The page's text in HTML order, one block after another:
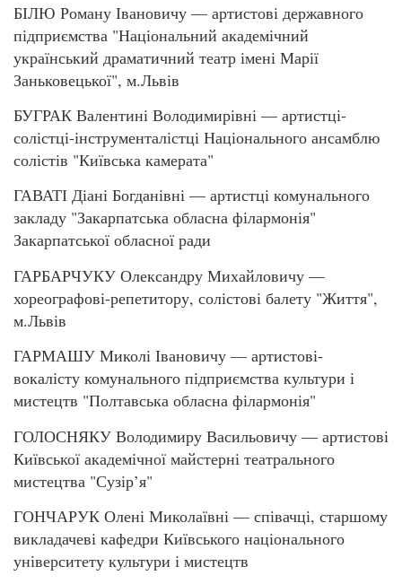
БІЛЮ Роману Івановичу — артистові державного
підприємства "Національний академічний
український драматичний театр імені Марії
Заньковецької", м.Львів
БУГРАК Валентині Володимирівні — артистці-
солістці-інструменталістці Національного ансамблю
солістів "Київська камерата"
ГАВАТІ Діані Богданівні — артистці комунального
закладу "Закарпатська обласна філармонія"
Закарпатської обласної ради
ГАРБАРЧУКУ Олександру Михайловичу —
хореографові-репетитору, солістові балету "Життя",
м.Львів
ГАРМАШУ Миколі Івановичу — артистові-
вокалісту комунального підприємства культури і
мистецтв "Полтавська обласна філармонія"
ГОЛОСНЯКУ Володимиру Васильовичу — артистові
Київської академічної майстерні театрального
мистецтва "Сузір’я"
ГОНЧАРУК Олені Миколаївні — співачці, старшому
викладачеві кафедри Київського національного
університету культури і мистецтв